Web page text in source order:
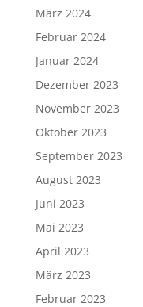
März 2024
Februar 2024
Januar 2024
Dezember 2023
November 2023
Oktober 2023
September 2023
August 2023
Juni 2023
Mai 2023
April 2023
März 2023
Februar 2023